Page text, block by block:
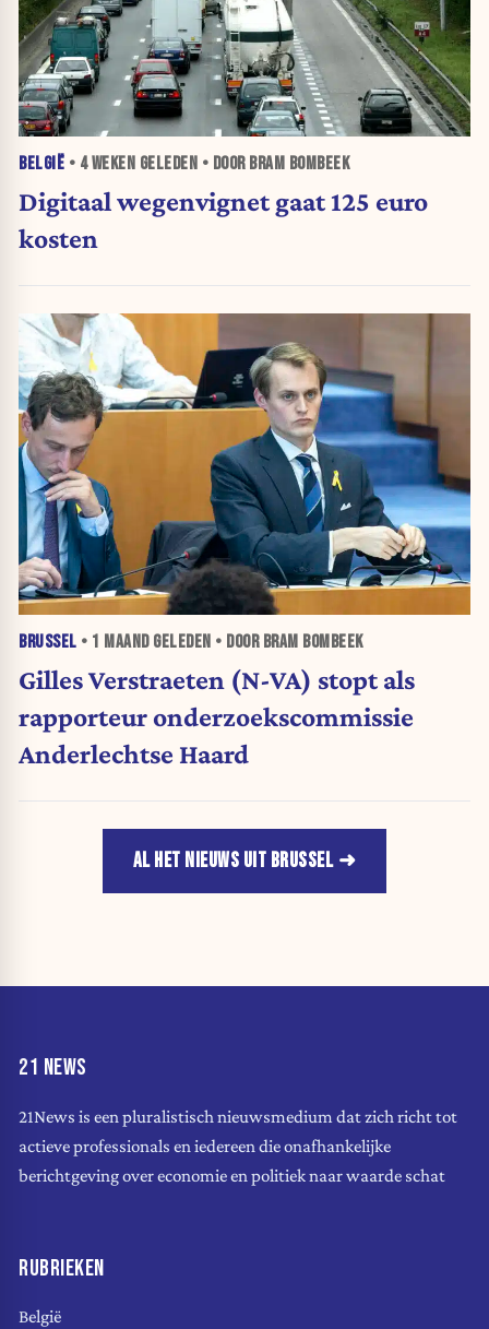
BELGIË • 4 WEKEN GELEDEN • DOOR BRAM BOMBEEK
Digitaal wegenvignet gaat 125 euro
kosten
BRUSSEL • 1 MAANDGELEDEN • DOOR BRAM BOMBEEK
Gilles Verstraeten (N-VA) stopt als
rapporteur onderzoekscommissie
Anderlechtse Haard
AL HET NIEUWS UIT BRUSSEL
21 NEWS
21News is een pluralistisch nieuwsmedium dat zich richt tot
actieve professionals en iedereen die onafhankelijke
berichtgeving over economie en politiek naar waarde schat
RUBRIEKEN
België